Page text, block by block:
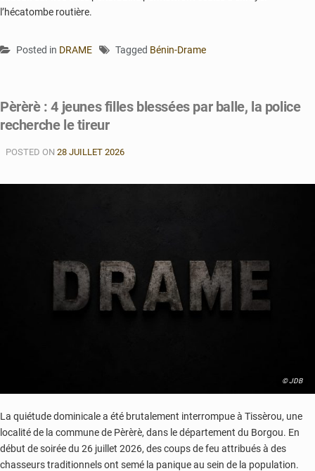
l’hécatombe routière.
Posted in DRAME Tagged Bénin-Drame
Pèrèrè : 4 jeunes filles blessées par balle, la police
recherche le tireur
POSTED ON 28 JUILLET 2026
© JDB
La quiétude dominicale a été brutalement interrompue à Tissèrou, une
localité de la commune de Pèrèrè, dans le département du Borgou. En
début de soirée du 26 juillet 2026, des coups de feu attribués à des
chasseurs traditionnels ont semé la panique au sein de la population.